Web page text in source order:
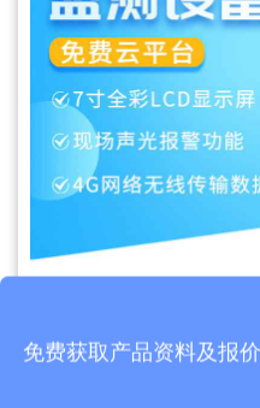
文章地址： https://
免费获取产品资料及报